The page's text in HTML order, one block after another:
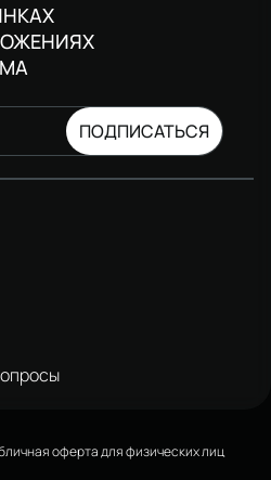
ПОДПИСАТЬСЯ
оферта для физических лиц